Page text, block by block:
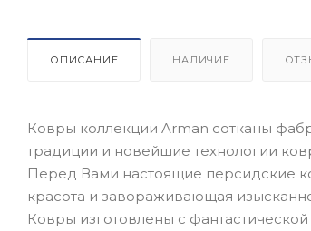
ОПИСАНИЕ НАЛИЧИЕ
Ковры коллекции Arman сотканы
традиции и новейшие технологии
Перед Вами настоящие персидские
красота и завораживающая
Ковры изготовлены с